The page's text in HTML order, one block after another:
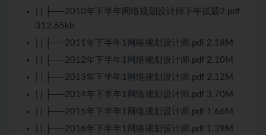
| | ├──2010年下半年网络规划设计师下午试题2.pdf
312.65kb
| | ├──2011年下半年1网络规划设计师.pdf 2.18M
| | ├──2012年下半年1网络规划设计师.pdf 2.10M
| | ├──2013年下半年1网络规划设计师.pdf 2.12M
| | ├──2014年下半年1网络规划设计师.pdf 3.70M
| | ├──2015年下半年1网络规划设计师.pdf 1.66M
| | ├──2016年下半年1网络规划设计师.pdf 1.39M